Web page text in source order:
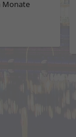
Monate